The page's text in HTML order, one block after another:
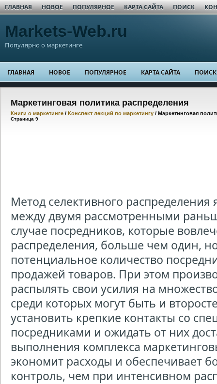
ГЛАВНАЯ НОВОЕ ПОПУЛЯРНОЕ КАРТА САЙТА ПОИСК
Markets-Web.ru
Популярно о маркетинге
ГЛАВНАЯ НОВОЕ ПОПУЛЯРНОЕ КАРТА САЙТА ПОИСК
Маркетинговая политика распределения
Книги о маркетинге / Конспект лекций по маркетингу / Маркетинговая
Страница 9
Метод селективного распределения
между двумя рассмотренными
случае посредников, которые
распределения, больше чем один,
потенциальное количество
продажей товаров. При этом
распылять свои усилия на
среди которых могут быть и
установить крепкие контакты со
посредниками и ожидать от них
выполнения комплекса
экономит расходы и обеспечивает
контроль, чем при интенсивном